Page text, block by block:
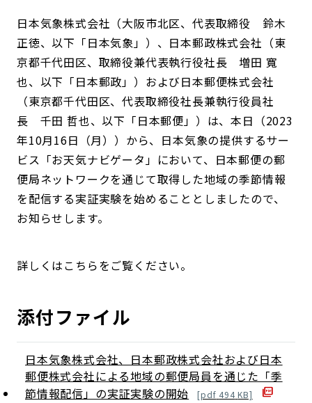
日本気象株式会社（大阪市北区、代表取締役 鈴木
正徳、以下「日本気象」）、日本郵政株式会社（東
京都千代田区、取締役兼代表執行役社長 増田 寬
也、以下「日本郵政」）および日本郵便株式会社
（東京都千代田区、代表取締役社長兼執行役員社
長 千田 哲也、以下「日本郵便」）は、本日（2023
年10月16日（月））から、日本気象の提供するサー
ビス「お天気ナビゲータ」において、日本郵便の郵
便局ネットワークを通じて取得した地域の季節情報
を配信する実証実験を始めることとしましたので、
お知らせします。
詳しくはこちらをご覧ください。
添付ファイル
日本気象株式会社、日本郵政株式会社および日本
郵便株式会社による地域の郵便局員を通じた「季
節情報配信」の実証実験の開始
[pdf 494 KB]